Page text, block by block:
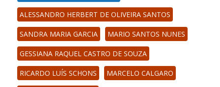
ALESSANDRO HERBERT DE OLIVEIRA SANTOS
SANDRA MARIA GARCIA MARIO SANTOS NUNES
GESSIANA RAQUEL CASTRO DE SOUZA
RICARDO LUÍS SCHONS MARCELO CALGARO